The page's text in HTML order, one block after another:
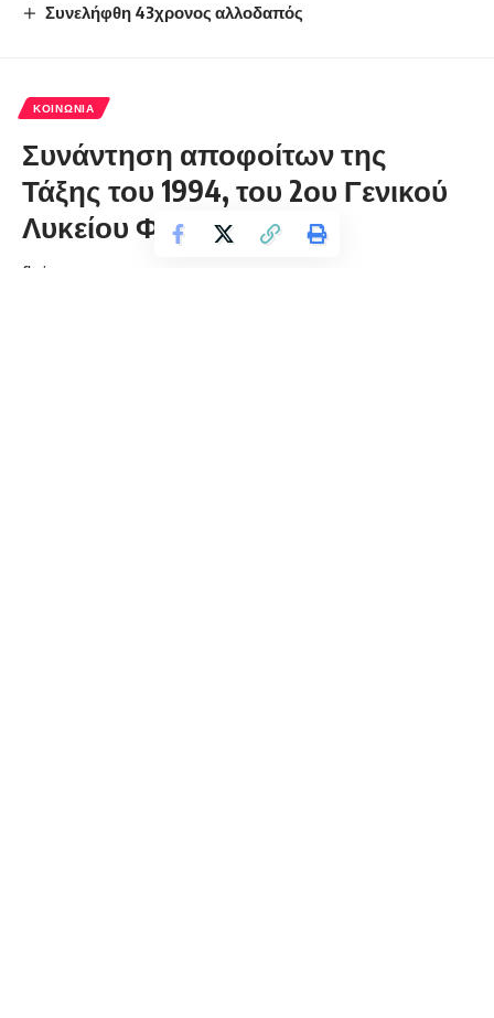
Συνελήφθη 43χρονος αλλοδαπός
ΚΟΙΝΩΝΊΑ
Συνάντηση αποφοίτων της
Τάξης του 1994, του 2ου Γενικού
Λυκείου Φλώρινας
florinapress.gr